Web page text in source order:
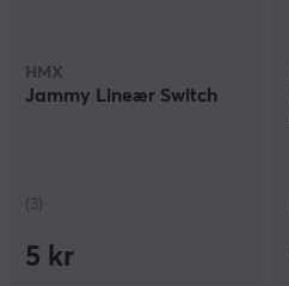
HMX
Jammy Lineær Switch
(3)
5 kr